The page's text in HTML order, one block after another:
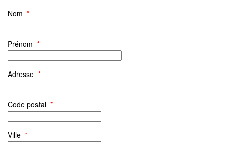
Nom *
Prénom *
Adresse *
Code postal *
Ville *